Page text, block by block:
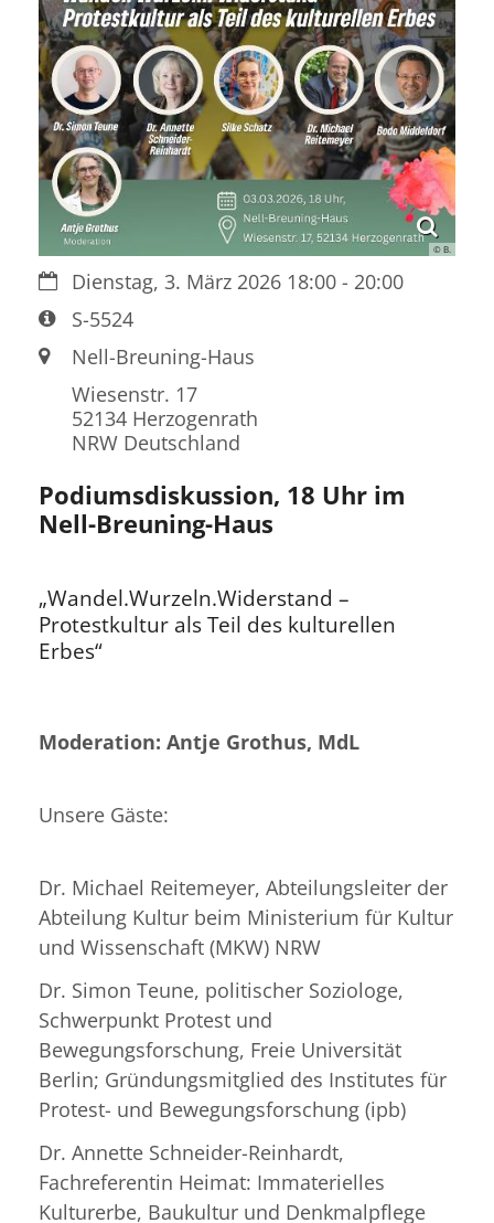
© B.
Datum:Dienstag, 3. März 2026 18:00 - 20:00
Art bzw. Nummer:
S-5524
Ort: Nell-Breuning-Haus
Wiesenstr. 17
52134 Herzogenrath
NRW Deutschland
Podiumsdiskussion, 18 Uhr im
Nell-Breuning-Haus
„Wandel.Wurzeln.Widerstand –
Protestkultur als Teil des kulturellen
Erbes“
Moderation: Antje Grothus, MdL
Unsere Gäste:
Dr. Michael Reitemeyer, Abteilungsleiter der
Abteilung Kultur beim Ministerium für Kultur
und Wissenschaft (MKW) NRW
Dr. Simon Teune, politischer Soziologe,
Schwerpunkt Protest und
Bewegungsforschung, Freie Universität
Berlin; Gründungsmitglied des Institutes für
Protest- und Bewegungsforschung (ipb)
Dr. Annette Schneider-Reinhardt,
Fachreferentin Heimat: Immaterielles
Kulturerbe, Baukultur und Denkmalpflege